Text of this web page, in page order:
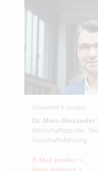
Gesundheit & Soziales
Dr. Marc-Alexander
Wirtschaftsprüfer,
Geschäftsführung
E-Mail senden >